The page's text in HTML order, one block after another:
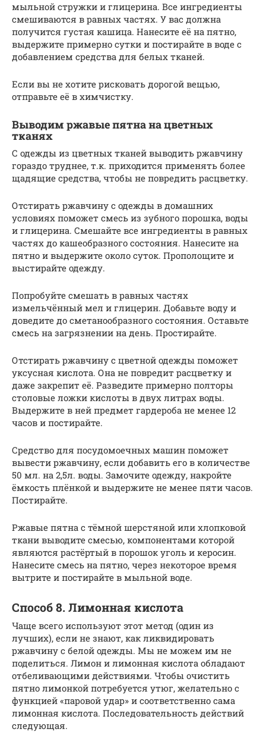
мыльной стружки и глицерина. Все ингредиенты
смешиваются в равных частях. У вас должна
получится густая кашица. Нанесите её на пятно,
выдержите примерно сутки и постирайте в воде с
добавлением средства для белых тканей.
Если вы не хотите рисковать дорогой вещью,
отправьте её в химчистку.
Выводим ржавые пятна на цветных
тканях
С одежды из цветных тканей выводить ржавчину
гораздо труднее, т.к. приходится применять более
щадящие средства, чтобы не повредить расцветку.
Отстирать ржавчину с одежды в домашних
условиях поможет смесь из зубного порошка, воды
и глицерина. Смешайте все ингредиенты в равных
частях до кашеобразного состояния. Нанесите на
пятно и выдержите около суток. Прополощите и
выстирайте одежду.
Попробуйте смешать в равных частях
измельчённый мел и глицерин. Добавьте воду и
доведите до сметанообразного состояния. Оставьте
смесь на загрязнении на день. Простирайте.
Отстирать ржавчину с цветной одежды поможет
уксусная кислота. Она не повредит расцветку и
даже закрепит её. Разведите примерно полторы
столовые ложки кислоты в двух литрах воды.
Выдержите в ней предмет гардероба не менее 12
часов и постирайте.
Средство для посудомоечных машин поможет
вывести ржавчину, если добавить его в количестве
50 мл. на 2,5л. воды. Замочите одежду, накройте
ёмкость плёнкой и выдержите не менее пяти часов.
Постирайте.
Ржавые пятна с тёмной шерстяной или хлопковой
ткани выводите смесью, компонентами которой
являются растёртый в порошок уголь и керосин.
Нанесите смесь на пятно, через некоторое время
вытрите и постирайте в мыльной воде.
Способ 8. Лимонная кислота
Чаще всего используют этот метод (один из
лучших), если не знают, как ликвидировать
ржавчину с белой одежды. Мы не можем им не
поделиться. Лимон и лимонная кислота обладают
отбеливающими действиями. Чтобы очистить
пятно лимонкой потребуется утюг, желательно с
функцией «паровой удар» и соответственно сама
лимонная кислота. Последовательность действий
следующая.